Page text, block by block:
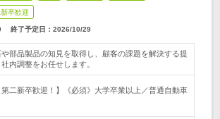
卒歓迎
終了予定日： 2026/10/29
や部品製品の知見を取得し、顧客の課題を解決する提
内調整をお任せします。
第二新卒歓迎！】《必須》大学卒業以上／普通自動車